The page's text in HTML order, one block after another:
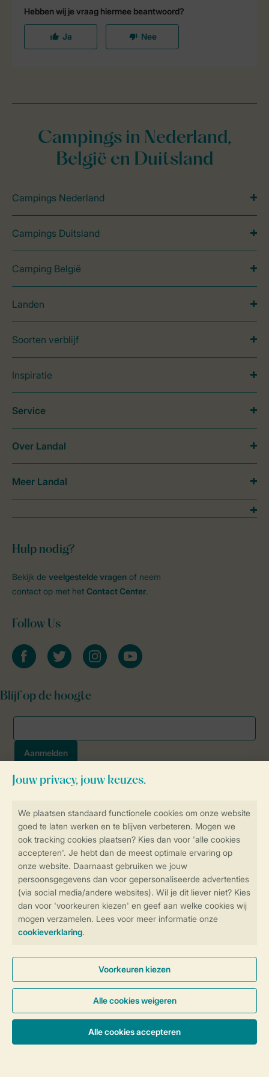
Controle over jouw gegevens &
privacy
SSL certificaat
Veilige gegevensoverdracht
Veilige betaling
Campings in Nederland,
België en Duitsland
Campings Nederland
Campings Duitsland
Camping België
Landen
Soorten verblijf
Inspiratie
Hulp nodig?
Bekijk de veelgestelde vragen of neem
contact op met het Contact Center.
Follow Us
facebooktwitter instagramyoutube
Blijf op de hoogte
Service
Over Landal
Meer Landal
Algemene voorwaarden Privacy notice
Disclaimer
Toegankelijkheid © 2026 Landal